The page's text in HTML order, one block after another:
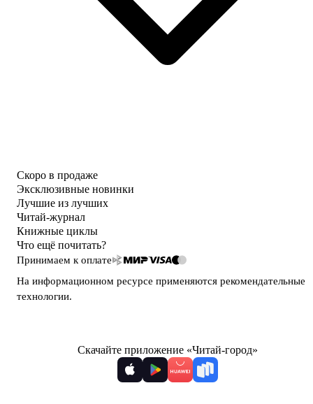
Скоро в продаже
Эксклюзивные новинки
Лучшие из лучших
Читай-журнал
Книжные циклы
Что ещё почитать?
Принимаем к оплате
На информационном ресурсе применяются рекомендательные
технологии.
Скачайте приложение «Читай-город»